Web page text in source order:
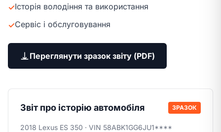
✓Історія володіння та використання
✓Сервіс і обслуговування
Переглянути зразок звіту (PDF)
Звіт про історію автомобіля ЗРАЗОК
2018 Lexus ES 350 · VIN 58ABK1GG6JU1****